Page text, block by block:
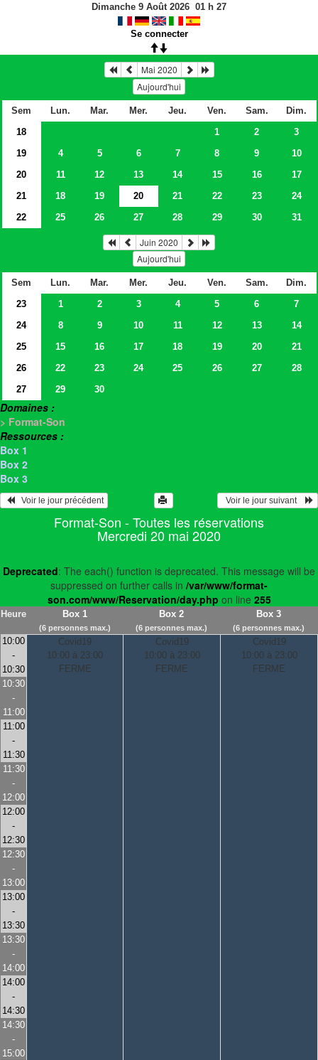
Dimanche 9 Août 2026 01 h 27
Se connecter
Mai 2020
Aujourd'hui
Sem Lun. Mar. Mer. Jeu. Ven. Sam.
Dim.
18
1 2
3
19
4 5 6 7 8 9
10
20
11 12 13 14 15 16
17
21
18 19 20 21 22 23
24
22
25 26 27 28 29 30 31
Juin 2020
Aujourd'hui
Sem Lun. Mar. Mer. Jeu. Ven. Sam.
Dim.
23
1 2 3 4 5 6
7
24
8 9 10 11 12 13
14
25
15 16 17 18 19 20
21
26
22 23 24 25 26 27
28
27
29 30
Domaines :
> Format-Son
Ressources :
Box 1
Box 2
Box 3
   Voir le jour précédent
  Voir le jour suivant
Format-Son - Toutes les réservations
Mercredi 20 mai 2020
Deprecated: The each() function is deprecated. This message will be
suppressed on further calls in /var/www/format-
son.com/www/Reservation/day.php on line 255
Heure Box 1
(6 personnes max.)
Box 2
(6 personnes max.)
Box 3
(6 personnes max.)
10:00
-
10:30
Covid19
10:00 à 23:00
FERME
Covid19
10:00 à 23:00
FERME
Covid19
10:00 à 23:00
FERME
10:30
-
11:00
11:00
-
11:30
11:30
-
12:00
12:00
-
12:30
12:30
-
13:00
13:00
-
13:30
13:30
-
14:00
14:00
-
14:30
14:30
-
15:00